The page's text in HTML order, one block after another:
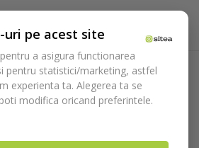
uri pe acest site
a asigura functionarea
pentru statistici/marketing, astfel
experienta ta. Alegerea ta se
modifica oricand preferintele.
Piese de mana
Piese contraunghi
WS-75